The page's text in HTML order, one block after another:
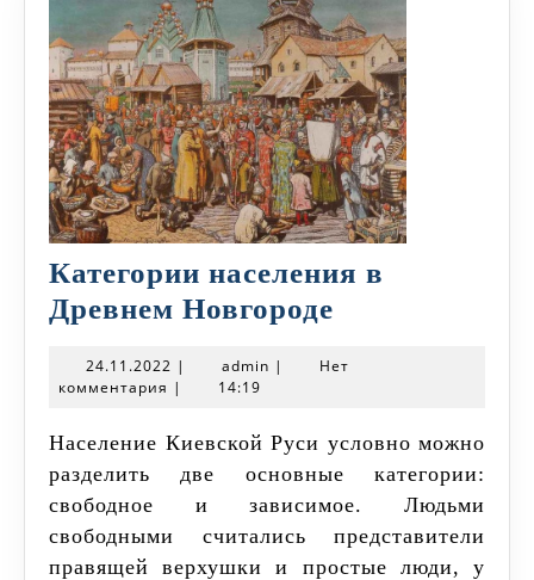
Категории населения в
Древнем Новгороде
в
Новгороде
24.11.2022 24.11.2022
| admin admin
|
Нет
комментария | 14:19
Население Киевской Руси условно можно
разделить две основные категории:
свободное и зависимое. Людьми
свободными считались представители
правящей верхушки и простые люди, у